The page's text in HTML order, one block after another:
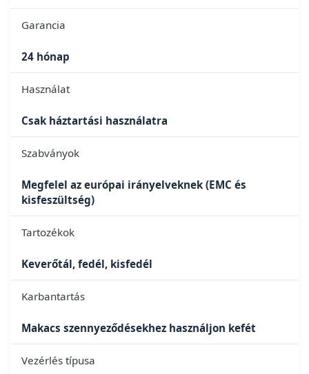
Garancia
24 hónap
Használat
Csak háztartási használatra
Szabványok
Megfelel az európai irányelveknek (EMC és
kisfeszültség)
Tartozékok
Keverőtál, fedél, kisfedél
Karbantartás
Makacs szennyeződésekhez használjon kefét
Vezérlés típusa